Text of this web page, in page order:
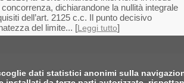
dichiarandone la nullità integrale
dell’art. 2125 c.c. Il punto decisivo
del limite... [Leggi tutto]
dati statistici anonimi sulla